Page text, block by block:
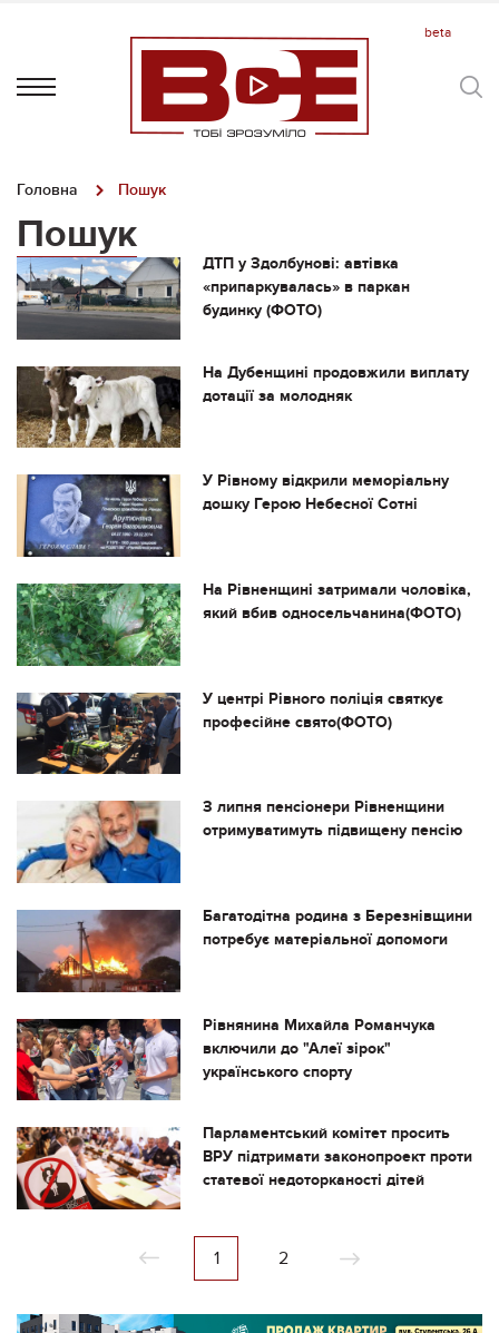
Головна Пошук
Пошук
ДТП у Здолбунові: автівка
«припаркувалась» в паркан
будинку (ФОТО)
На Дубенщині продовжили виплату
дотації за молодняк
У Рівному відкрили меморіальну
дошку Герою Небесної Сотні
На Рівненщині затримали чоловіка,
який вбив односельчанина(ФОТО)
У центрі Рівного поліція святкує
професійне свято(ФОТО)
З липня пенсіонери Рівненщини
отримуватимуть підвищену пенсію
Багатодітна родина з Березнівщини
потребує матеріальної допомоги
Рівнянина Михайла Романчука
включили до "Алеї зірок"
українського спорту
Парламентський комітет просить
ВРУ підтримати законопроект проти
статевої недоторканості дітей
1 2